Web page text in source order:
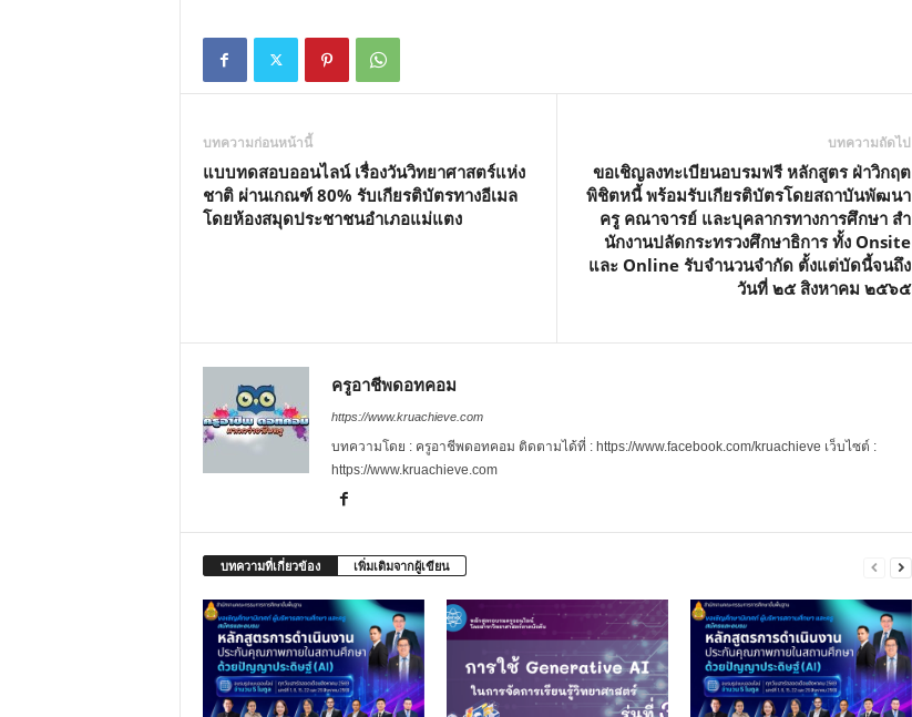
บทความก่อนหน้านี้
แบบทดสอบออนไลน์ เรื่องวันวิทยาศาสตร์แห่ง
ชาติ ผ่านเกณฑ์ 80% รับเกียรติบัตรทางอีเมล
โดยห้องสมุดประชาชนอำเภอแม่แตง
บทความถัดไป
ขอเชิญลงทะเบียนอบรมฟรี หลักสูตร ฝ่าวิกฤต
พิชิตหนี้ พร้อมรับเกียรติบัตรโดยสถาบันพัฒนา
ครู คณาจารย์ และบุคลากรทางการศึกษา สํา
นักงานปลัดกระทรวงศึกษาธิการ ทั้ง Onsite
และ Online รับจำนวนจำกัด ตั้งแต่บัดนี้จนถึง
วันที่ ๒๕ สิงหาคม ๒๕๖๕
ครูอาชีพดอทคอม
https://www.kruachieve.com
บทความโดย : ครูอาชีพดอทคอม ติดตามได้ที่ : https://www.facebook.com/kruachieve เว็บไซต์ :
https://www.kruachieve.com
บทความที่เกี่ยวข้อง เพิ่มเติมจากผู้เขียน